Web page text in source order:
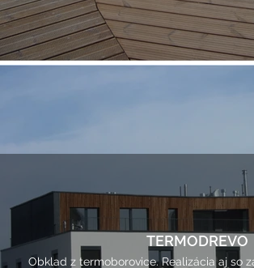
TERMODREVO
Obklad z termoborovice. Realizácia aj so